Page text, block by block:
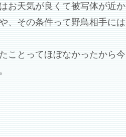
お天気が良くて被写体が近
、その条件って野鳥相手に
ことってほぼなかったから